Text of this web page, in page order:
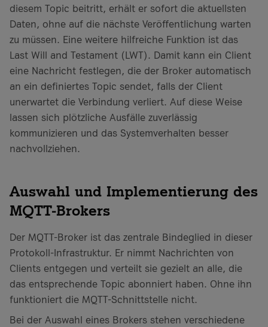
diesem Topic beitritt, erhält er sofort die aktuellsten
Daten, ohne auf die nächste Veröffentlichung warten
zu müssen. Eine weitere hilfreiche Funktion ist das
Last Will and Testament (LWT). Damit kann ein Client
eine Nachricht festlegen, die der Broker automatisch
an ein definiertes Topic sendet, falls der Client
unerwartet die Verbindung verliert. Auf diese Weise
lassen sich plötzliche Ausfälle zuverlässig
kommunizieren und das Systemverhalten besser
nachvollziehen.
Auswahl und Implementierung des
MQTT-Brokers
Der MQTT-Broker ist das zentrale Bindeglied in dieser
Protokoll-Infrastruktur. Er nimmt Nachrichten von
Clients entgegen und verteilt sie gezielt an alle, die
das entsprechende Topic abonniert haben. Ohne ihn
funktioniert die MQTT-Schnittstelle nicht.
Bei der Auswahl eines Brokers stehen verschiedene